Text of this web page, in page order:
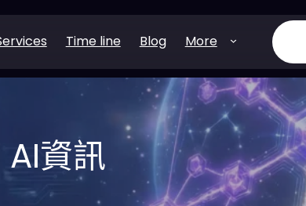
Time line Blog More
搜
尋
AI資訊